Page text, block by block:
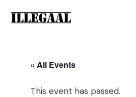
« All Events
This event has passed.